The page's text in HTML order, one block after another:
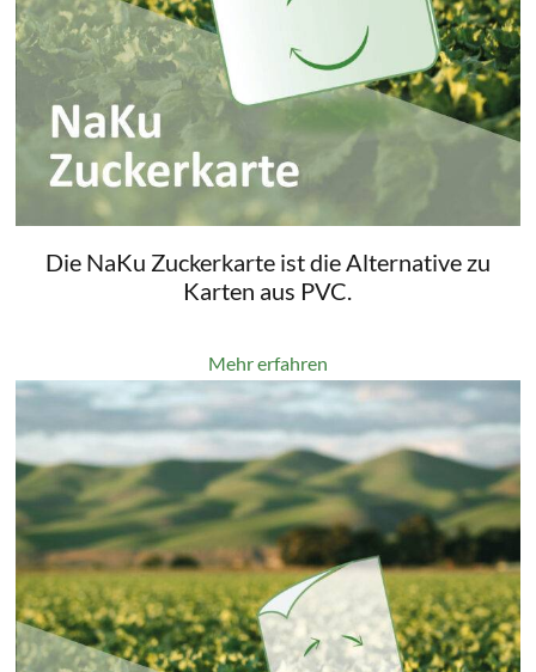
Die NaKu Zuckerkarte ist die Alternative zu
Karten aus PVC.
Mehr erfahren